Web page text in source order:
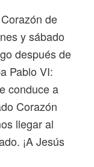
de
y sábado
después de
Pablo VI:
conduce a
Corazón
llegar al
¡A Jesús